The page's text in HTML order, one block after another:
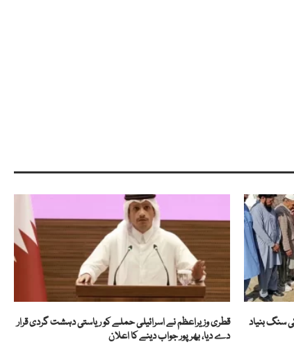
سنگ بنیاد
قطری وزیراعظم نے اسرائیلی حملے کو ریاستی دہشت گردی قرار
دے دیا، بھرپور جواب دینے کا اعلان